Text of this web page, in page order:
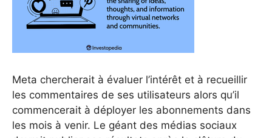
Meta chercherait à évaluer l’intérêt et à recueillir
les commentaires de ses utilisateurs alors qu’il
commencerait à déployer les abonnements dans
les mois à venir. Le géant des médias sociaux